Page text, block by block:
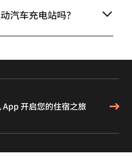
汽车充电站吗？
开启您的住宿之旅